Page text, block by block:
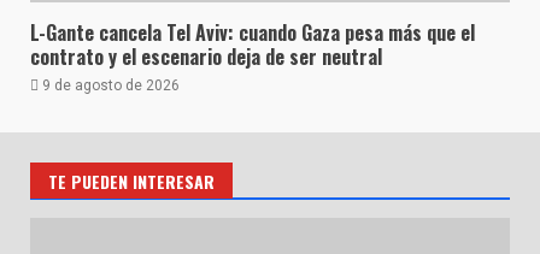
L-Gante cancela Tel Aviv: cuando Gaza pesa más que el
contrato y el escenario deja de ser neutral
9 de agosto de 2026
TE PUEDEN INTERESAR